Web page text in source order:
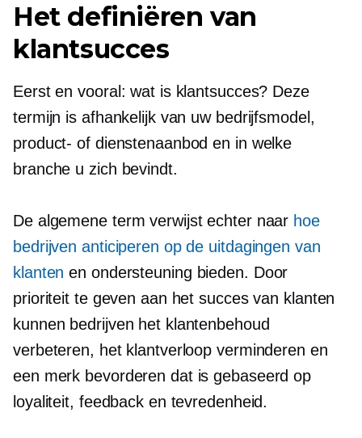
Het definiëren van
klantsucces
Eerst en vooral: wat is klantsucces? Deze
termijn is afhankelijk van uw bedrijfsmodel,
product- of dienstenaanbod en in welke
branche u zich bevindt.
De algemene term verwijst echter naar hoe
bedrijven anticiperen op de uitdagingen van
klanten en ondersteuning bieden. Door
prioriteit te geven aan het succes van klanten
kunnen bedrijven het klantenbehoud
verbeteren, het klantverloop verminderen en
een merk bevorderen dat is gebaseerd op
loyaliteit, feedback en tevredenheid.